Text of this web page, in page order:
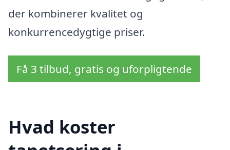
der kombinerer kvalitet og
konkurrencedygtige priser.
Få 3 tilbud, gratis og uforpligtende
Hvad koster